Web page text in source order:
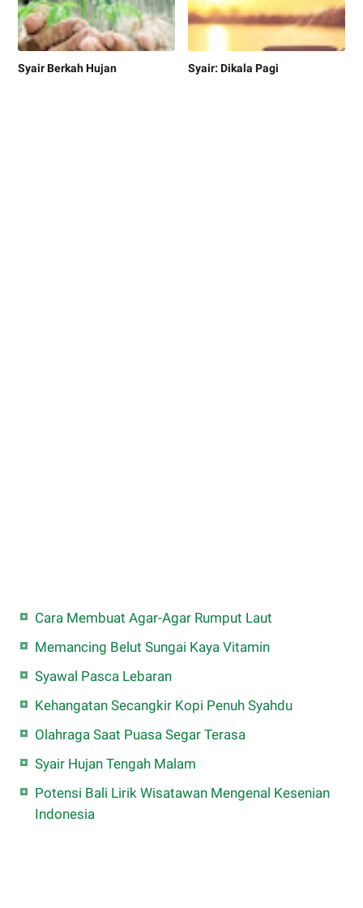
Syair Berkah Hujan Syair: Dikala Pagi
Cara Membuat Agar-Agar Rumput Laut
Memancing Belut Sungai Kaya Vitamin
Syawal Pasca Lebaran
Kehangatan Secangkir Kopi Penuh Syahdu
Olahraga Saat Puasa Segar Terasa
Syair Hujan Tengah Malam
Potensi Bali Lirik Wisatawan Mengenal Kesenian
Indonesia